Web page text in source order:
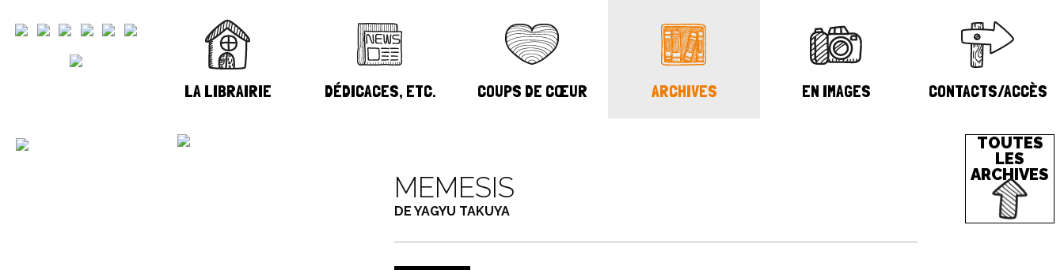
LA LIBRAIRIE DÉDICACES, ETC. COUPS DE CŒUR ARCHIVES EN IMAGES CONTACTS/ACCÈS
MEMESIS
DE YAGYU TAKUYA
TOUTES
LES
ARCHIVES